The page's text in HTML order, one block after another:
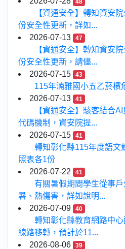
48
【資通安全】轉知資安
份安全性更新，詳如...
2026-07-13
47
【資通安全】轉知資安
份安全性更新，請儘...
2026-07-15
43
115年湳雅國小五乙菸檳
2026-07-13
41
【資通安全】駭客結合
代碼機制，資安院提...
2026-07-15
41
轉知彰化縣115年度語文
照表各1份
2026-07-22
41
有關暑假期間學生從事
暑、熱傷害，詳如說明...
2026-07-09
40
轉知彰化縣教育網路中
線路移轉，預計於11...
2026-08-06
39